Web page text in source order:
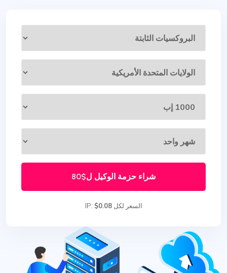
شراء حزمة الوكيل ل$80
السعر لكل IP:$0.08